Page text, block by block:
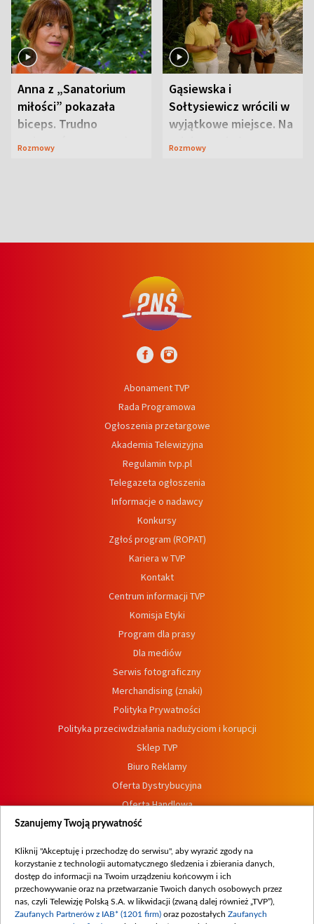
Anna z „Sanatorium
miłości” pokazała
biceps. Trudno
uwierzyć, co przeszła
Rozmowy
Gąsiewska i
Sołtysiewicz wrócili w
wyjątkowe miejsce. Na
szlaku czekał
Rozmowy
Abonament TVP
Rada Programowa
Ogłoszenia przetargowe
Akademia Telewizyjna
Regulamin tvp.pl
Telegazeta ogłoszenia
Informacje o nadawcy
Konkursy
Zgłoś program (ROPAT)
Kariera w TVP
Kontakt
Centrum informacji TVP
Komisja Etyki
Program dla prasy
Dla mediów
Serwis fotograficzny
Merchandising (znaki)
Polityka Prywatności
Polityka przeciwdziałania nadużyciom i korupcji
Sklep TVP
Biuro Reklamy
Oferta Dystrybucyjna
Oferta Handlowa
Dostępność
Procedura zgłoszeń wewnętrznych
Szanujemy Twoją prywatność
Kliknij "Akceptuję i przechodzę do serwisu", aby wyrazić zgody na
korzystanie z technologii automatycznego śledzenia i zbierania danych,
dostęp do informacji na Twoim urządzeniu końcowym i ich
przechowywanie oraz na przetwarzanie Twoich danych osobowych przez
nas, czyli Telewizję Polską S.A. w likwidacji (zwaną dalej również „TVP”),
Zaufanych Partnerów z IAB* (1201 firm) oraz pozostałych Zaufanych